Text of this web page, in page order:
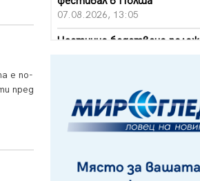
е по-
пред
07.08.2026, 13:05
Частично бедствено
Да отговорим на жегите с
под звездите днес и утре
07.08.2026, 10:21
Първите крачки в помощ на
пенсионерите в Перник,